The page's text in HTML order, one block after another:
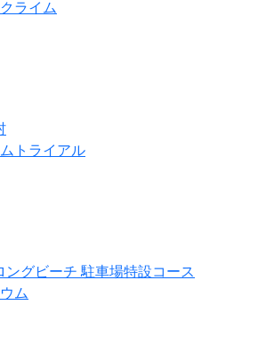
ライム
トライアル
グビーチ 駐車場特設コース
ム